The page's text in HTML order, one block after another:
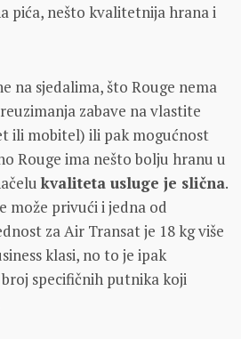
pića, nešto kvalitetnija hrana i
na sjedalima, što Rouge nema
zabave na vlastite
ili mobitel) ili pak mogućnost
Rouge ima nešto bolju hranu u
kvaliteta usluge je slična.
može privući i jedna od
za Air Transat je 18 kg više
klasi, no to je ipak
specifičnih putnika koji